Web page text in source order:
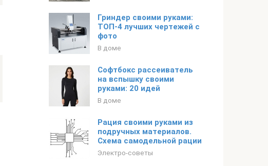
Гриндер своими руками:
ТОП-4 лучших чертежей с
фото
В доме
Софтбокс рассеиватель
на вспышку своими
руками: 20 идей
В доме
Рация своими руками из
подручных материалов.
Схема самодельной рации
Электро-советы